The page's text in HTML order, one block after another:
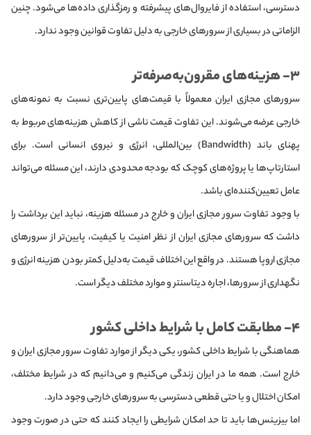
دسترسی، استفاده از فایروال‌های پیشرفته و رمزگذاری داده‌ها می‌شود. چنین
الزاماتی در بسیاری از سرورهای خارجی به دلیل تفاوت قوانین وجود ندارد.
۳- هزینه‌های مقرون‌به‌صرفه‌تر
سرورهای مجازی ایران معمولاً با قیمت‌های پایین‌تری نسبت به نمونه‌های
خارجی عرضه می‌شوند. این تفاوت قیمت ناشی از کاهش هزینه‌های مربوط به
پهنای باند (Bandwidth) بین‌المللی، انرژی و نیروی انسانی است. برای
استارتاپ‌ها یا پروژه‌های کوچک که بودجه محدودی دارند، این مسئله می‌تواند
عامل تعیین‌کننده‌ای باشد.
با وجود تفاوت سرور مجازی ایران و خارج در مسئله هزینه، نباید این برداشت را
داشت که سرورهای مجازی ایران از نظر امنیت یا کیفیت، پایین‌تر از سرورهای
مجازی اروپا هستند. در واقع این اختلاف قیمت به‌دلیل کمتر بودن هزینه انرژی و
نگهداری از سرورها، اجاره دیتاسنتر و موارد مختلف دیگر است.
۴- مطابقت کامل با شرایط داخلی کشور
هماهنگی با شرایط داخلی کشور، یکی دیگر از موارد تفاوت سرور مجازی ایران و
خارج است. همه ما در ایران زندگی می‌کنیم و می‌دانیم که در شرایط مختلف،
امکان اختلال و یا حتی قطعی دسترسی به سرورهای خارجی وجود دارد.
اما بیزینس‌ها باید تا حد امکان شرایطی را ایجاد کنند که حتی در صورت وجود